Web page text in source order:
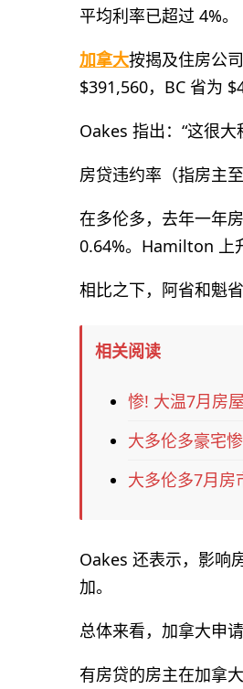
平均利率已超过 4%。
加拿大按揭及住房公
$391,560，BC 省为
Oakes 指出：“这很
房贷违约率（指房主
在多伦多，去年一年
0.64%。Hamilton 上
相比之下，阿省和魁
相关阅读
惨! 大温7月房
大多伦多豪宅
大多伦多7月房
Oakes 还表示，影响
加。
总体来看，加拿大申
有房贷的房主在加拿